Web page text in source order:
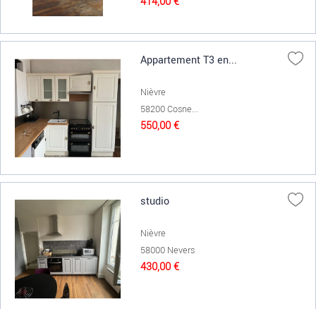
Appartement T3 en...
Nièvre
58200 Cosne...
550,00 €
studio
Nièvre
58000 Nevers
430,00 €